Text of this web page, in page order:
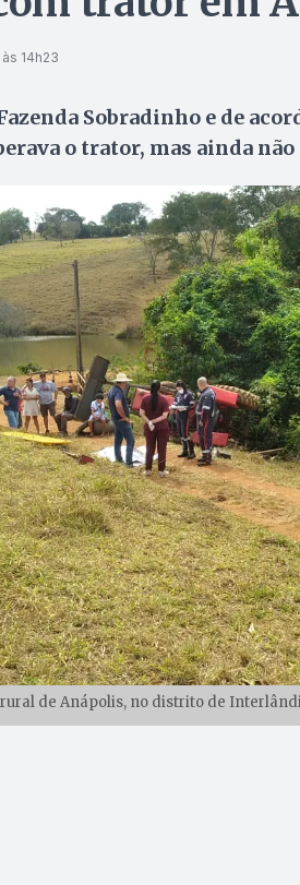
14h23
Sobradinho e de
o trator, mas ainda não
de Anápolis, no distrito de